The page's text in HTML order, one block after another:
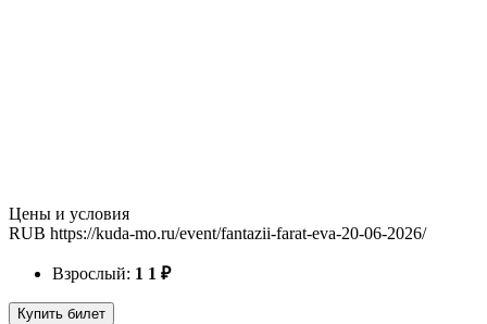
Цены и условия
RUB https://kuda-mo.ru/event/fantazii-farat-eva-20-06-2026/
Взрослый: 1 1 ₽
Купить билет